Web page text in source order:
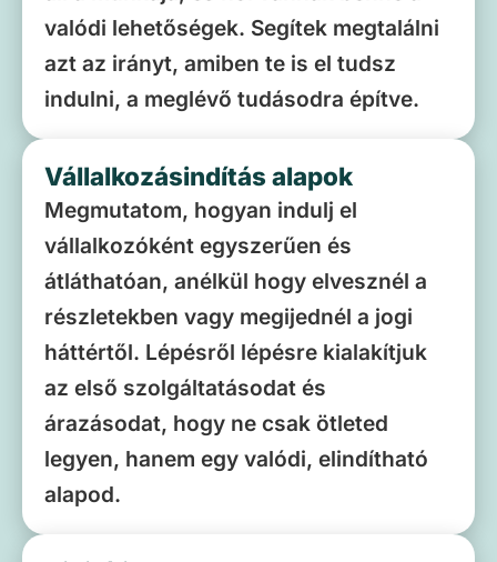
valódi lehetőségek. Segítek megtalálni
azt az irányt, amiben te is el tudsz
indulni, a meglévő tudásodra építve.
Vállalkozásindítás alapok
Megmutatom, hogyan indulj el
vállalkozóként egyszerűen és
átláthatóan, anélkül hogy elvesznél a
részletekben vagy megijednél a jogi
háttértől. Lépésről lépésre kialakítjuk
az első szolgáltatásodat és
árazásodat, hogy ne csak ötleted
legyen, hanem egy valódi, elindítható
alapod.